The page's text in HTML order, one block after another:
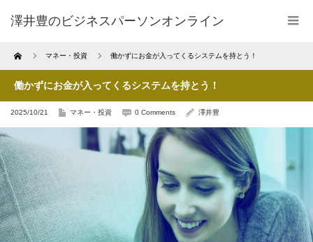
澤井豊のビジネスパーソンオンライン
Home マネー・投資 働かずにお金が入ってくるシステムを持とう！
働かずにお金が入ってくるシステムを持とう！
2025/10/21 マネー・投資 0 Comments 澤井豊